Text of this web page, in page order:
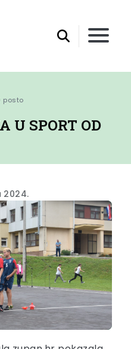
posto
U SPORT OD
2024.